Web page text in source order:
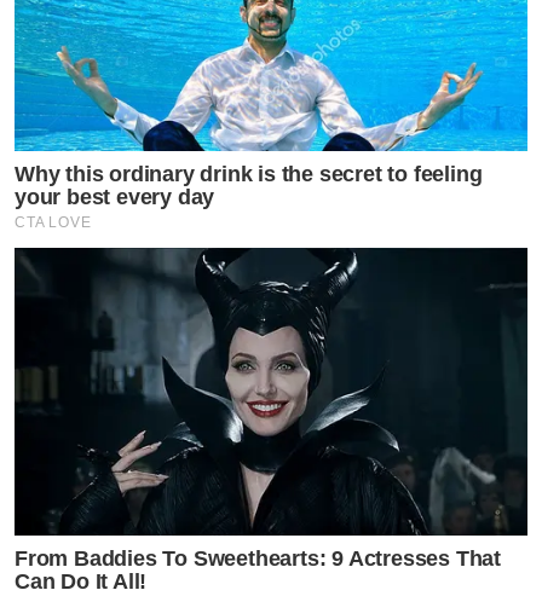
Why this ordinary drink is the secret to feeling
your best every day
CTA LOVE
From Baddies To Sweethearts: 9 Actresses That
Can Do It All!